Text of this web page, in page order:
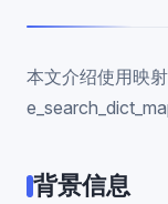
本文介绍使用映
背景信息